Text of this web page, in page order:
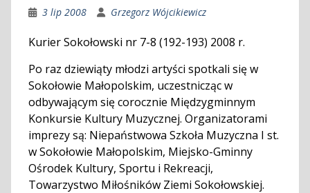
3 lip 2008 Grzegorz Wójcikiewicz
Kurier Sokołowski nr 7-8 (192-193) 2008 r.
Po raz dziewiąty młodzi artyści spotkali się w
Sokołowie Małopolskim, uczestnicząc w
odbywającym się corocznie Międzygminnym
Konkursie Kultury Muzycznej. Organizatorami
imprezy są: Niepaństwowa Szkoła Muzyczna I st.
w Sokołowie Małopolskim, Miejsko-Gminny
Ośrodek Kultury, Sportu i Rekreacji,
Towarzystwo Miłośników Ziemi Sokołowskiej.